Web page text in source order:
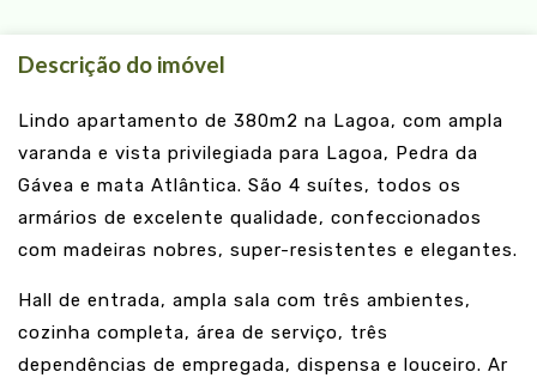
Descrição do imóvel
Lindo apartamento de 380m2 na Lagoa, com ampla
varanda e vista privilegiada para Lagoa, Pedra da
Gávea e mata Atlântica. São 4 suítes, todos os
armários de excelente qualidade, confeccionados
com madeiras nobres, super-resistentes e elegantes.
Hall de entrada, ampla sala com três ambientes,
cozinha completa, área de serviço, três
dependências de empregada, dispensa e louceiro. Ar